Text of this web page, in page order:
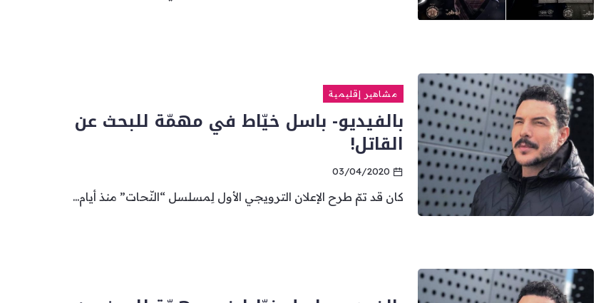
مشاهير إقليمية
بالفيديو- باسل خيّاط في مهمّة للبحث عن
القاتل!
03/04/2020
كان قد تمّ طرح الإعلان الترويجي الأول لِمسلسل “النّحات” منذ أيام...